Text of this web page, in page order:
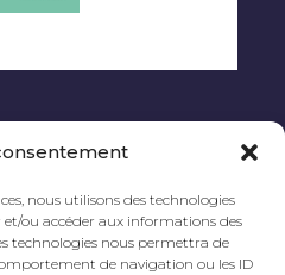
nous utilisons des technologies
et/ou accéder aux informations des
technologies nous permettra de
de navigation ou les ID